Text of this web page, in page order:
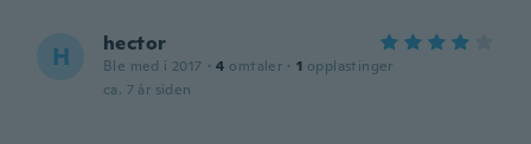
H hector
Ble med i 2017 · 4 omtaler · 1 opplastinger
ca. 7 år siden